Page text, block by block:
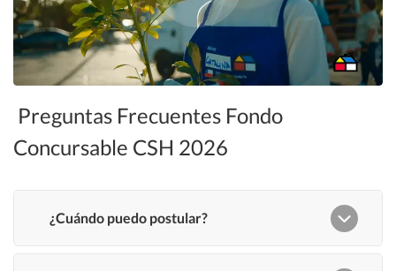
Preguntas Frecuentes Fondo
Concursable CSH 2026